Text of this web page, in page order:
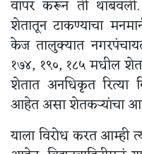
वापर करून ती थांबवली.
शेतातून टाकण्याचा
केज तालुक्यात
१७४, १९०, १८५ मधील
शेतात अनधिकृत रित्या
आहेत असा शेतकऱ्यांचा
याला विरोध करत